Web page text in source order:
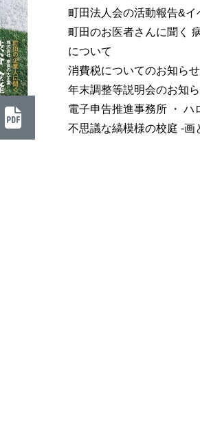
町田法人会の活動報告&イ
町田のお医者さんに聞く
について
消費税についてのお知らせ
年末調整等説明会のお知
電子申告推進事務所 ・ ハ
不思議な縞模様の校庭 -画